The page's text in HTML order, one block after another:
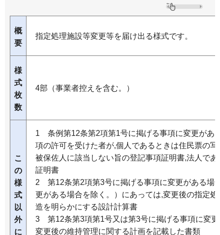
概
要
指定処理施設等変更等を届け出る様式です。
様
式
枚
数
4部（事業者控えを含む。）
こ
の
様
式
以
外
に
1 条例第12条第2項第1号に掲げる事項に変更があ
項の許可を受けた者が,個人であるときは住民票の
被保佐人に該当しない旨の登記事項証明書,法人で
証明書
2 第12条第2項第3号に掲げる事項に変更がある場
更がある場合を除く。）にあっては,変更後の指定
造を明らかにする設計計算書
3 第12条第3項第1号又は第3号に掲げる事項に変
変更後の維持管理に関する計画を記載した書類